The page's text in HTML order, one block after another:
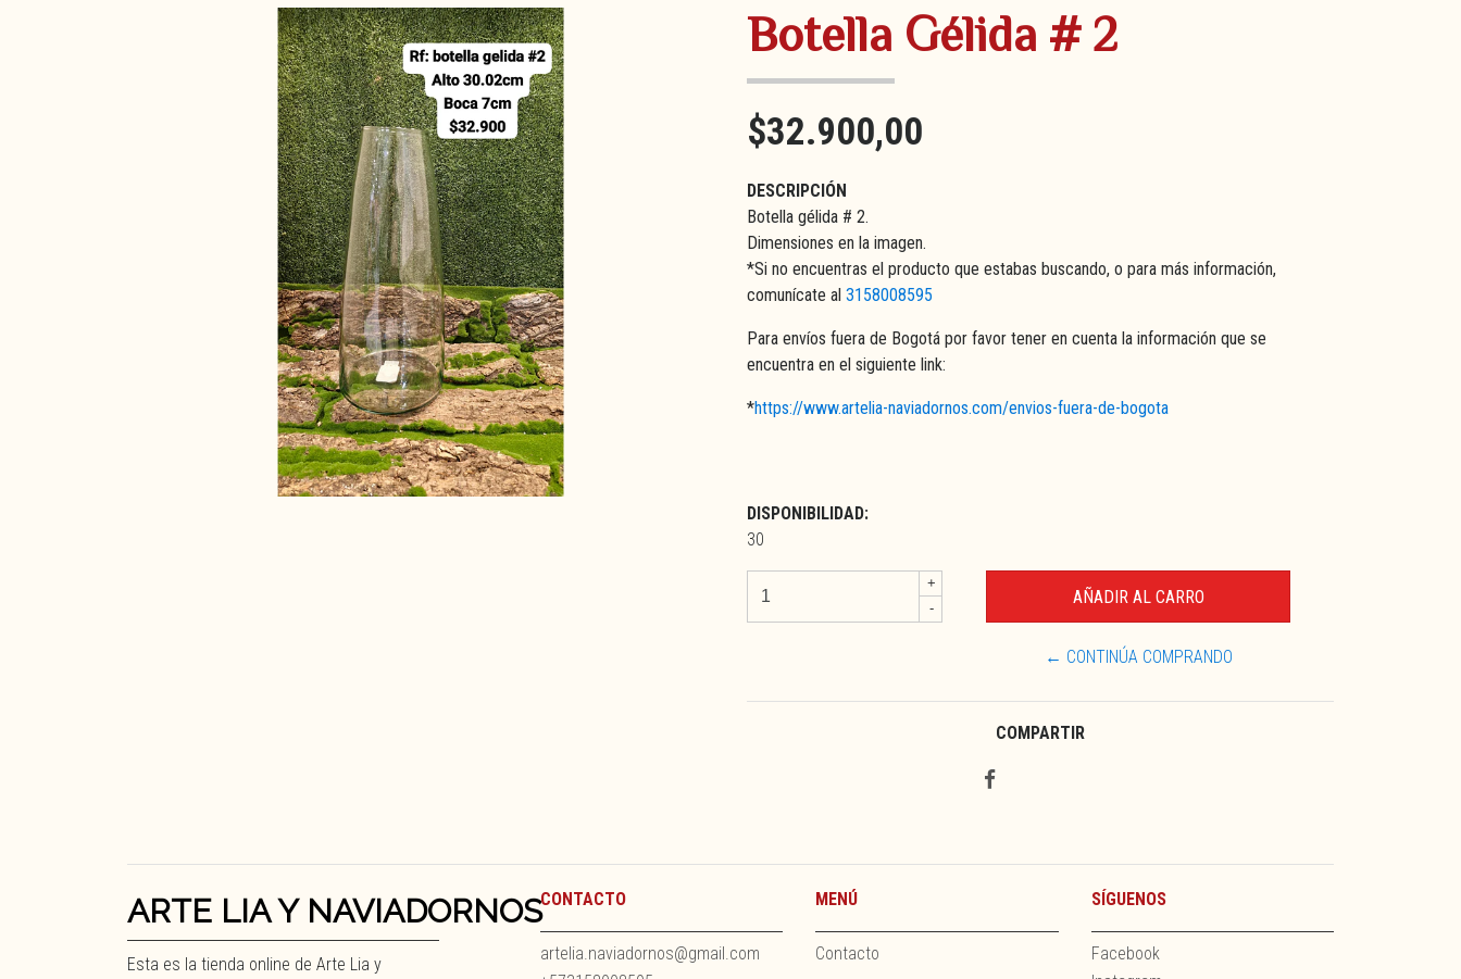
Botella Gélida # 2
$32.900,00
DESCRIPCIÓN
Botella gélida # 2.
Dimensiones en la imagen.
*Si no encuentras el producto que estabas buscando, o para más información,
comunícate al 3158008595
Para envíos fuera de Bogotá por favor tener en cuenta la información que se
encuentra en el siguiente link:
*https://www.artelia-naviadornos.com/envios-fuera-de-bogota
DISPONIBILIDAD:
30
+
-
← CONTINÚA COMPRANDO
COMPARTIR
ARTE LIA Y NAVIADORNOS
Esta es la tienda online de Arte Lia y
CONTACTO
artelia.naviadornos@gmail.com
MENÚ
Contacto
SÍGUENOS
Facebook